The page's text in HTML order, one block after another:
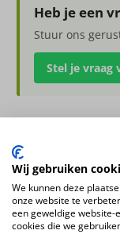
60cm
groen
aantal
Heb je een
Stuur ons
Stel je vraag
Kunsthangplant
Kleur
groen
Plantsoort
Wij gebruiken
We kunnen deze
onze website te
een geweldige
cookies die we